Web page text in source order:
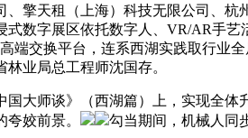
、擎天租（上海）科技无限公司、
式数字展区依托数字人、VR/AR手
端交换平台，连系西湖实践取行业
业局总工程师沈国存。
师谈》（西湖篇）上，实现全体
姣前景。
勾当期间，机械人同